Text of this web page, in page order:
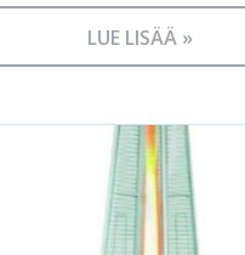
LUE LISÄÄ »